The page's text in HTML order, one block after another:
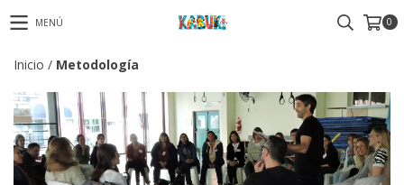
MENÚ 0
Inicio / Metodología